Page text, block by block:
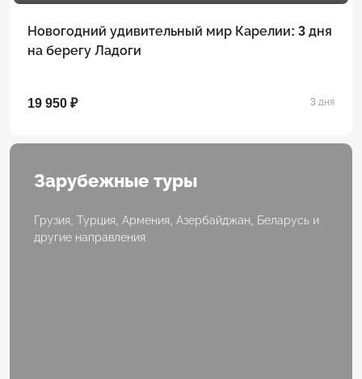
Новогодний удивительный мир Карелии: 3 дня
на берегу Ладоги
19 950 ₽ 3 дня
Зарубежные туры
Грузия, Турция, Армения, Азербайджан, Беларусь и
другие направления